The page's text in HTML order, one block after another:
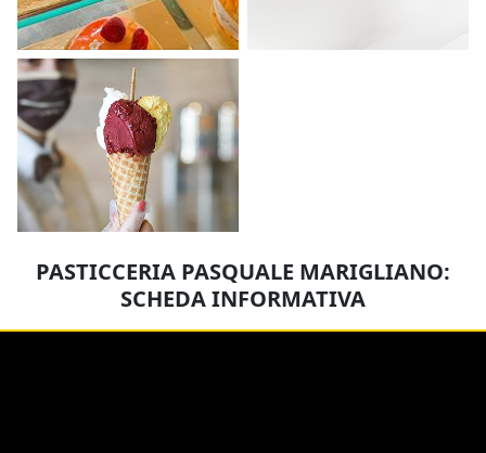
PASTICCERIA PASQUALE MARIGLIANO:
SCHEDA INFORMATIVA